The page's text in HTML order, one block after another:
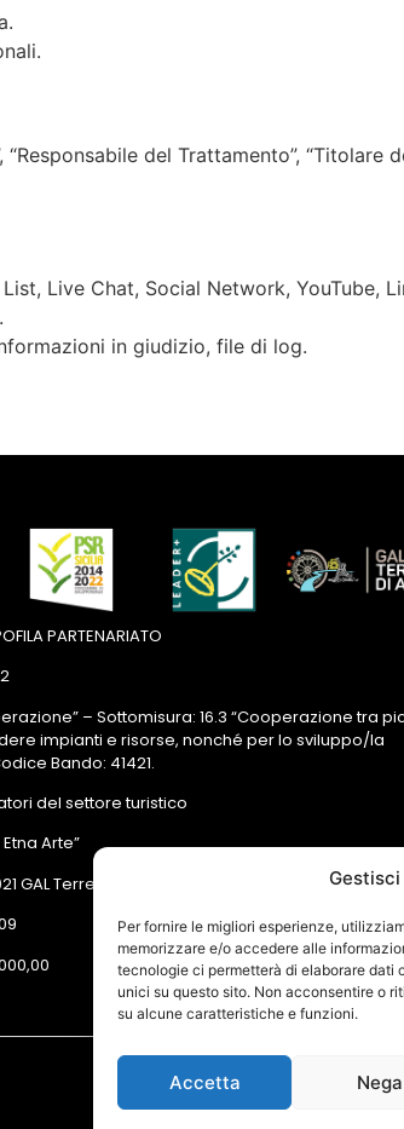
Per fornire le migliori esperienze,
memorizzare e/o accedere alle
tecnologie ci permetterà di elaborare dati
unici su questo sito. Non acconsentire o
su alcune caratteristiche e funzioni.
Accetta Nega
del Trattamento”, “Titolare
Live Chat, Social Network, YouTube,
in giudizio, file di log.
PARTENARIATO
– Sottomisura: 16.3 “Cooperazione tra
impianti e risorse, nonché per lo sviluppo/la
Bando: 41421.
del settore turistico
Arte”
GAL Terre di ACI;
PRIVACY POLICY|COOKIE